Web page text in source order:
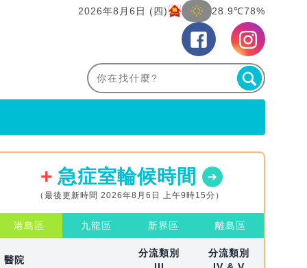
2026年8月6日 (四) 28.9℃78%
急症室輪候時間
（最後更新時間 2026年8月6日 上午9時15分）
港島區 九龍區 新界區 離島區
醫院
分流類別
分流類別